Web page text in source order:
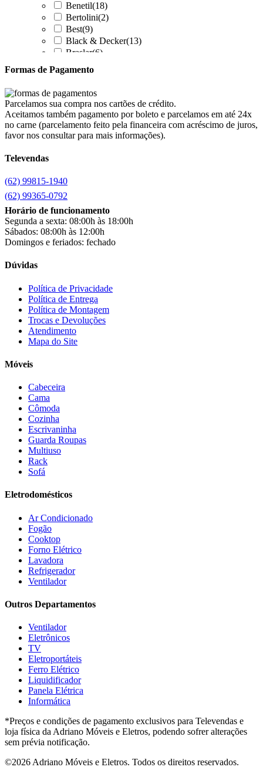
Benetil(18)
Bertolini(2)
Best(9)
Black & Decker(13)
Braslar(6)
Britânia
Cairu(7)
Canaã Moveis (0)
Canaã Móveis(2)
Carioca Móveis(8)
Clarice
clock
Colibri
Colli(53)
Colormaq(43)
Companhia do Estofado
Cotherm(2)
D' Doro Móveis
Dako(23)
Demóbile(13)
Dômina
Doripel
Estofados solar
Fischer
Giga
Gree(3)
Henn
Hisense
Hot Sat
HP
JB BECHARA
Kaiki Móveis
KAMABEL
kasper
Kaza
Leifer
Lenoxx
Level(3)
LG(8)
Libell(6)
Linea brasil
Formas de Pagamento
Parcelamos sua compra nos cartões de crédito.
Aceitamos também pagamento por boleto e parcelamos em até 24x
no carne (parcelamento feito pela financeira com acréscimo de juros,
favor nos consultar para mais informações).
Televendas
(62) 99815-1940
(62) 99365-0792
Horário de funcionamento
Segunda a sexta: 08:00h às 18:00h
Sábados: 08:00h às 12:00h
Domingos e feriados: fechado
Dúvidas
Política de Privacidade
Política de Entrega
Política de Montagem
Trocas e Devoluções
Atendimento
Mapa do Site
Móveis
Cabeceira
Cama
Cômoda
Cozinha
Escrivaninha
Guarda Roupas
Multiuso
Rack
Sofá
Eletrodomésticos
Ar Condicionado
Fogão
Cooktop
Forno Elétrico
Lavadora
Refrigerador
Ventilador
Outros Departamentos
Ventilador
Eletrônicos
TV
Eletroportáteis
Ferro Elétrico
Liquidificador
Panela Elétrica
Informática
*Preços e condições de pagamento exclusivos para Televendas e
loja física da Adriano Móveis e Eletros, podendo sofrer alterações
sem prévia notificação.
©2026 Adriano Móveis e Eletros. Todos os direitos reservados.